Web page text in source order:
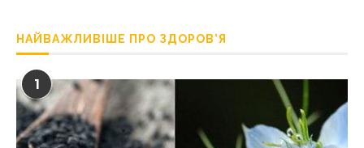
НАЙВАЖЛИВІШЕ ПРО ЗДОРОВ’Я
1